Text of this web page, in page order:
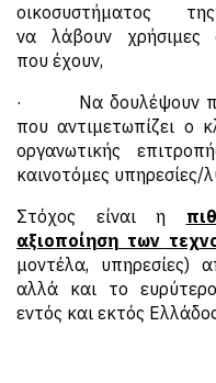
οικοσυστήματος
να λάβουν χρήσιμες
που έχουν,
· Να δουλέψουν
που αντιμετωπίζει ο
οργανωτικής
καινοτόμες υπηρεσίες/
Στόχος είναι η
αξιοποίηση των
μοντέλα, υπηρεσίες)
αλλά και το
εντός και εκτός